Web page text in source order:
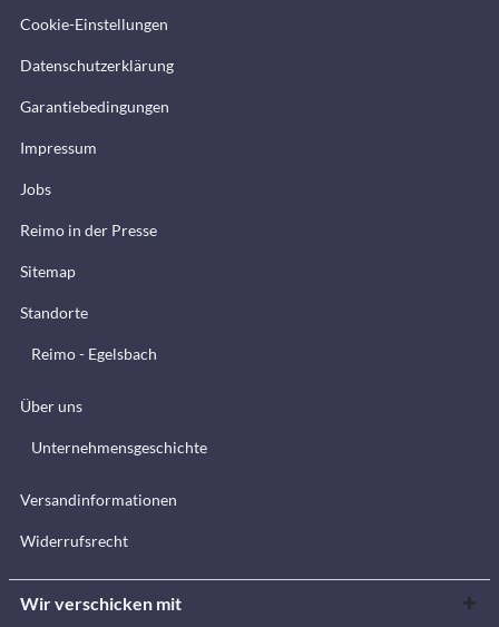
Cookie-Einstellungen
Datenschutzerklärung
Garantiebedingungen
Impressum
Jobs
Reimo in der Presse
Sitemap
Standorte
Reimo - Egelsbach
Über uns
Unternehmensgeschichte
Versandinformationen
Widerrufsrecht
Wir verschicken mit